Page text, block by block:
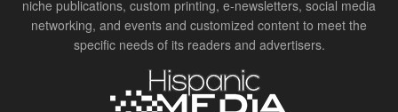
niche publications, custom printing, e-newsletters, social media
networking, and events and customized content to meet the
specific needs of its readers and advertisers.